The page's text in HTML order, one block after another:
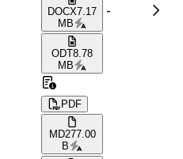
DOCX7.17
MB
ODT8.78
MB
-
PDF
MD277.00
B